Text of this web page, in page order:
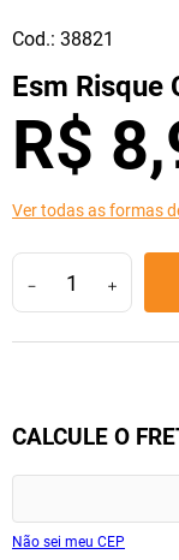
Cod.: 38821
Esm Risque
R$ 8,
Ver todas as formas
＋
－
CALCULE O
Não sei meu CEP
4º
rosuvastatina 20mg
protetor solar
shampoo
º
dipirona
º tadalafila